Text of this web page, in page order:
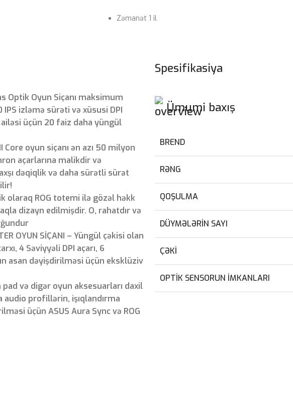
Zəmanət 1 il
Optik Oyun Siçanı maksimum
izləmə sürəti və xüsusi DPI
üçün 20 faiz daha yüngül
Core oyun siçanı ən azı 50 milyon
açarlarına malikdir və
dəqiqlik və daha sürətli sürət
olaraq ROG totemi ilə gözəl həkk
dizayn edilmişdir. O, rahatdır və
OYUN SİÇANI – Yüngül çəkisi olan
4 Səviyyəli DPI açarı, 6
asan dəyişdirilməsi üçün eksklüziv
pad və digər oyun aksesuarları daxil
audio profillərin, işıqlandırma
üçün ASUS Aura Sync və ROG
Spesifikasiya
Ümumi baxış
BREND
RƏNG
QOŞULMA
DÜYMƏLƏRIN SAYI
ÇƏKI
OPTIK SENSORUN IMKANLARI